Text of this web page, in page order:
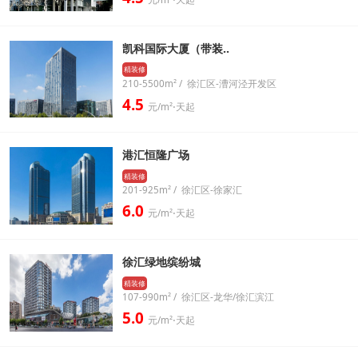
凯科国际大厦（带装..
精装修
210-5500m² / 徐汇区-漕河泾开发区
4.5 元/m²⋅天起
港汇恒隆广场
精装修
201-925m² / 徐汇区-徐家汇
6.0 元/m²⋅天起
徐汇绿地缤纷城
精装修
107-990m² / 徐汇区-龙华/徐汇滨江
5.0 元/m²⋅天起